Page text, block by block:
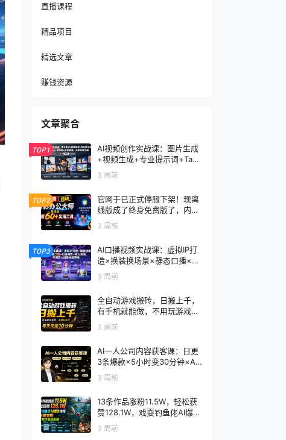
直播课程
精品项目
精选文章
赚钱资源
文章聚合
TOP1
AI视频创作实战课：图片生成
+视频生成+专业提示词+TapN
ow×首尾帧+全能参考，从零
到电影感成片
3 周前
TOP2
官网于已正式停服下架！现离
线版成了终身免费版了，内置
60+实用工具 万彩办公大师离
线版 OfficeBox
3 周前
TOP3
AI口播视频实战课：虚拟IP打
造×换装换场景×静态口播×行
走带货×双人访谈，不用真人
出镜快速落地
3 周前
全自动游戏搬砖，日搬上千，
有手机就能做，不用玩游戏，
每天仅需10分钟
3 周前
AI一人公司内容获客课：日更
3条爆款×5小时变30分钟×AI
员工自动打工，轻松实现多平
台获客
3 周前
13条作品涨粉11.5W，轻松获
赞128.1W，戏耍钓鱼佬AI爆款
视频，多渠道变现，全套制作
思路拆解
3 周前